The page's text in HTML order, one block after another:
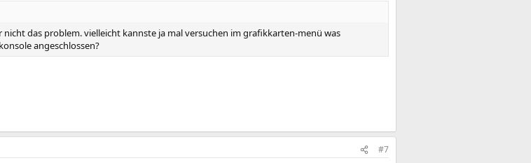
nicht das problem. vielleicht kannste ja mal versuchen im grafikkarten-menü was
angeschlossen?
#7